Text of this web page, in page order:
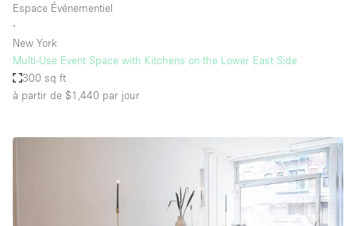
Espace Événementiel
∙
New York
Multi-Use Event Space with Kitchens on the Lower East Side
300 sq ft
à partir de $1,440 par jour